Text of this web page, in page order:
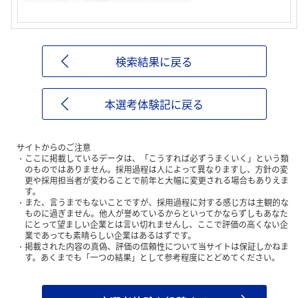
検索結果に戻る
本選考体験記に戻る
サイトからのご注意
ここに掲載しているデータは、「こうすれば必ずうまくいく」という類
のものではありません。採用過程は人によって異なりますし、方針の変
更や採用担当者が変わることで前年と大幅に変更される場合もありえま
す。
また、言うまでもないことですが、採用過程に対する感じ方は主観的な
ものに過ぎません。他人が誉めているからといってかならずしもあなた
にとって望ましい企業とは言い切れませんし、ここで評価の高くない企
業であっても素晴らしい企業はあるはずです。
掲載された内容の真偽、評価の信頼性について当サイトは保証しかねま
す。あくまでも「一つの結果」として参考程度にとどめてください。